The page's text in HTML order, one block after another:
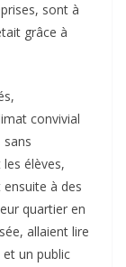
sont à
grâce à
convivial
élèves,
à des
quartier en
allaient lire
un public